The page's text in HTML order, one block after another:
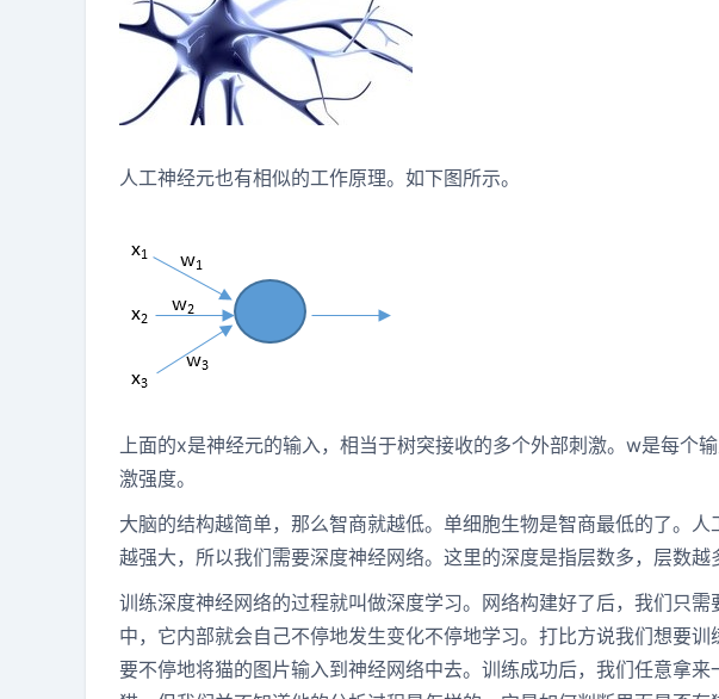
人工神经元也有相似的工作原理。如下图所示。
上面的x是神经元的输入，相当于树突接收的多个外部刺激。w是每个
激强度。
大脑的结构越简单，那么智商就越低。单细胞生物是智商最低的了。
越强大，所以我们需要深度神经网络。这里的深度是指层数多，层数越
训练深度神经网络的过程就叫做深度学习。网络构建好了后，我们只
中，它内部就会自己不停地发生变化不停地学习。打比方说我们想要
要不停地将猫的图片输入到神经网络中去。训练成功后，我们任意拿